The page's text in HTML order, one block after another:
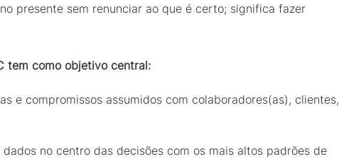
presente sem renunciar ao que é certo; significa fazer
tem como objetivo central:
e compromissos assumidos com colaboradores(as), clientes,
no centro das decisões com os mais altos padrões de